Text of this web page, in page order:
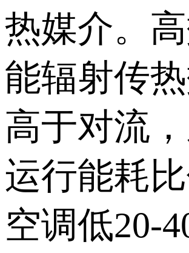
热媒介。
能辐射传
高于对流
运行能耗
空调低20-